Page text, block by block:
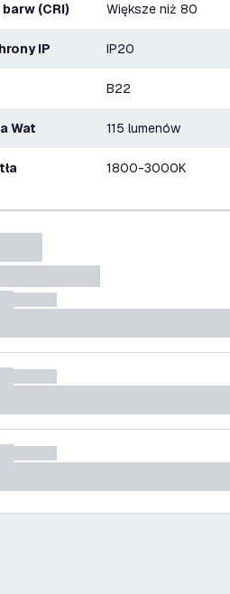
barw (CRI) Większe niż 80
IP IP20
B22
Wat 115 lumenów
1800-3000K